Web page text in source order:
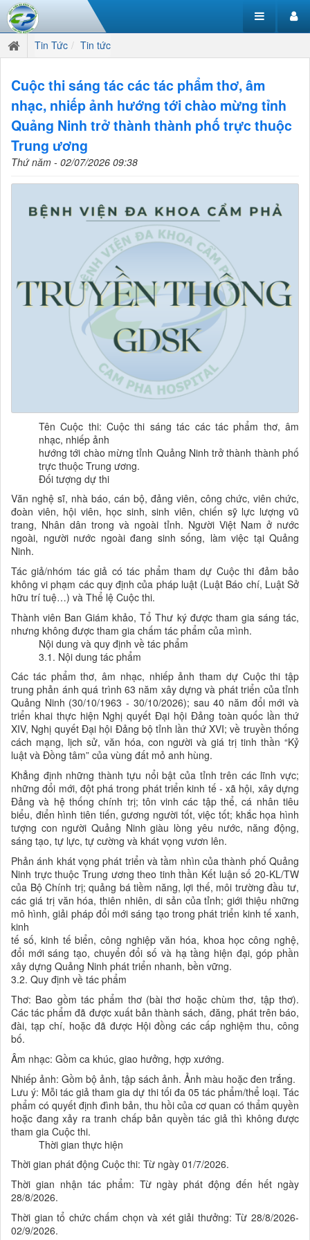
Tin Tức Tin tức
Cuộc thi sáng tác các tác phẩm thơ, âm
nhạc, nhiếp ảnh hướng tới chào mừng tỉnh
Quảng Ninh trở thành thành phố trực thuộc
Trung ương
Thứ năm - 02/07/2026 09:38
Tên Cuộc thi: Cuộc thi sáng tác các tác phẩm thơ, âm
nhạc, nhiếp ảnh
hướng tới chào mừng tỉnh Quảng Ninh trở thành thành phố
trực thuộc Trung ương.
Đối tượng dự thi
Văn nghệ sĩ, nhà báo, cán bộ, đảng viên, công chức, viên chức,
đoàn viên, hội viên, học sinh, sinh viên, chiến sỹ lực lượng vũ
trang, Nhân dân trong và ngoài tỉnh. Người Việt Nam ở nước
ngoài, người nước ngoài đang sinh sống, làm việc tại Quảng
Ninh.
Tác giả/nhóm tác giả có tác phẩm tham dự Cuộc thi đảm bảo
không vi phạm các quy định của pháp luật (Luật Báo chí, Luật Sở
hữu trí tuệ…) và Thể lệ Cuộc thi.
Thành viên Ban Giám khảo, Tổ Thư ký được tham gia sáng tác,
nhưng không được tham gia chấm tác phẩm của mình.
Nội dung và quy định về tác phẩm
3.1. Nội dung tác phẩm
Các tác phẩm thơ, âm nhạc, nhiếp ảnh tham dự Cuộc thi tập
trung phản ánh quá trình 63 năm xây dựng và phát triển của tỉnh
Quảng Ninh (30/10/1963 - 30/10/2026); sau 40 năm đổi mới và
triển khai thực hiện Nghị quyết Đại hội Đảng toàn quốc lần thứ
XIV, Nghị quyết Đại hội Đảng bộ tỉnh lần thứ XVI; về truyền thống
cách mạng, lịch sử, văn hóa, con người và giá trị tinh thần “Kỷ
luật và Đồng tâm” của vùng đất mỏ anh hùng.
Khẳng định những thành tựu nổi bật của tỉnh trên các lĩnh vực;
những đổi mới, đột phá trong phát triển kinh tế - xã hội, xây dựng
Đảng và hệ thống chính trị; tôn vinh các tập thể, cá nhân tiêu
biểu, điển hình tiên tiến, gương người tốt, việc tốt; khắc họa hình
tượng con người Quảng Ninh giàu lòng yêu nước, năng động,
sáng tạo, tự lực, tự cường và khát vọng vươn lên.
Phản ánh khát vọng phát triển và tầm nhìn của thành phố Quảng
Ninh trực thuộc Trung ương theo tinh thần Kết luận số 20-KL/TW
của Bộ Chính trị; quảng bá tiềm năng, lợi thế, môi trường đầu tư,
các giá trị văn hóa, thiên nhiên, di sản của tỉnh; giới thiệu những
mô hình, giải pháp đổi mới sáng tạo trong phát triển kinh tế xanh,
kinh
tế số, kinh tế biển, công nghiệp văn hóa, khoa học công nghệ,
đổi mới sáng tạo, chuyển đổi số và hạ tầng hiện đại, góp phần
xây dựng Quảng Ninh phát triển nhanh, bền vững.
3.2. Quy định về tác phẩm
Thơ: Bao gồm tác phẩm thơ (bài thơ hoặc chùm thơ, tập thơ).
Các tác phẩm đã được xuất bản thành sách, đăng, phát trên báo,
đài, tạp chí, hoặc đã được Hội đồng các cấp nghiệm thu, công
bố.
Âm nhạc: Gồm ca khúc, giao hưởng, hợp xướng.
Nhiếp ảnh: Gồm bộ ảnh, tập sách ảnh. Ảnh màu hoặc đen trắng.
Lưu ý: Mỗi tác giả tham gia dự thi tối đa 05 tác phẩm/thể loại. Tác
phẩm có quyết định đình bản, thu hồi của cơ quan có thẩm quyền
hoặc đang xảy ra tranh chấp bản quyền tác giả thì không được
tham gia Cuộc thi.
Thời gian thực hiện
Thời gian phát động Cuộc thi: Từ ngày 01/7/2026.
Thời gian nhận tác phẩm: Từ ngày phát động đến hết ngày
28/8/2026.
Thời gian tổ chức chấm chọn và xét giải thưởng: Từ 28/8/2026-
02/9/2026.